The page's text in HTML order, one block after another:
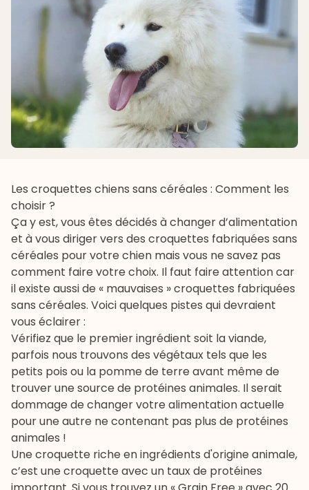
Les croquettes chiens sans céréales : Comment les
choisir ?
Ça y est, vous êtes décidés à changer d’alimentation
et à vous diriger vers des croquettes fabriquées sans
céréales pour votre chien mais vous ne savez pas
comment faire votre choix. Il faut faire attention car
il existe aussi de « mauvaises » croquettes fabriquées
sans céréales. Voici quelques pistes qui devraient
vous éclairer :
Vérifiez que le premier ingrédient soit la viande,
parfois nous trouvons des végétaux tels que les
petits pois ou la pomme de terre avant même de
trouver une source de protéines animales. Il serait
dommage de changer votre alimentation actuelle
pour une autre ne contenant pas plus de protéines
animales !
Une croquette riche en ingrédients d'origine animale,
c’est une croquette avec un taux de protéines